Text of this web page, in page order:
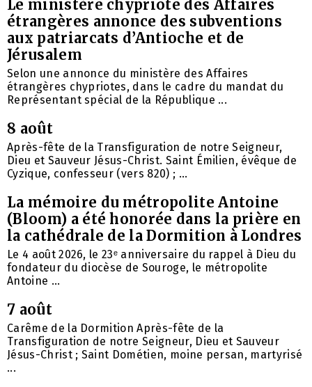
Le ministère chypriote des Affaires
étrangères annonce des subventions
aux patriarcats d’Antioche et de
Jérusalem
Selon une annonce du ministère des Affaires
étrangères chypriotes, dans le cadre du mandat du
Représentant spécial de la République ...
8 août
Après-fête de la Transfiguration de notre Seigneur,
Dieu et Sauveur Jésus-Christ. Saint Émilien, évêque de
Cyzique, confesseur (vers 820) ; ...
La mémoire du métropolite Antoine
(Bloom) a été honorée dans la prière en
la cathédrale de la Dormition à Londres
Le 4 août 2026, le 23ᵉ anniversaire du rappel à Dieu du
fondateur du diocèse de Souroge, le métropolite
Antoine ...
7 août
Carême de la Dormition Après-fête de la
Transfiguration de notre Seigneur, Dieu et Sauveur
Jésus-Christ ; Saint Dométien, moine persan, martyrisé
...